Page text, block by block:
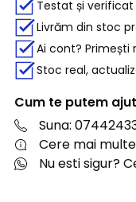
Testat și
Livrăm din stoc
Ai cont? Primești
Stoc real,
Cum te putem
Suna:
Cere mai
Nu esti sigur?